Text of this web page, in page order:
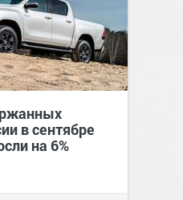
в сентябре
на 6%